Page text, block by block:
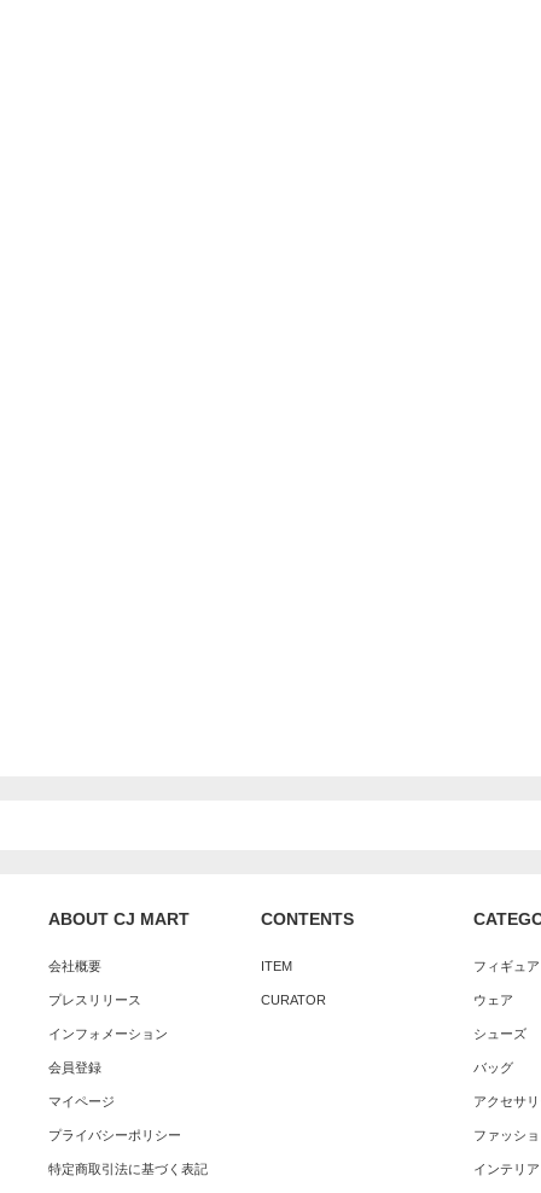
ABOUT CJ MART
会社概要
プレスリリース
インフォメーション
会員登録
マイページ
プライバシーポリシー
特定商取引法に基づく表記
CONTENTS
ITEM
CURATOR
フィギュ
ウェア
シューズ
バッグ
アクセサ
ファッシ
インテリア